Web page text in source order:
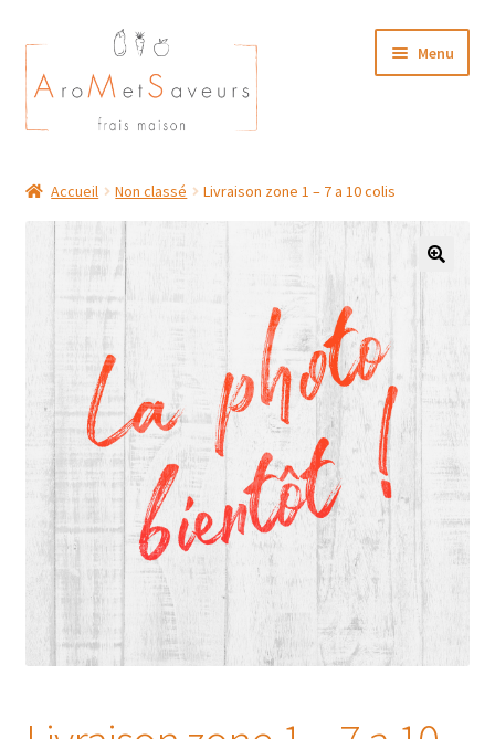
Aller
à
la
navigation
Aller
au
contenu
Menu
Plat du Jour/ Menu Week end
NOS BOUTIQUES
Accueil Non classé Livraison zone 1 – 7 a 10 colis